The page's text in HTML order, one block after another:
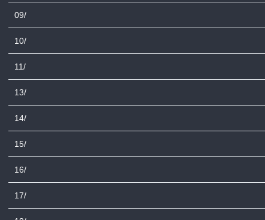
09/
10/
11/
13/
14/
15/
16/
17/